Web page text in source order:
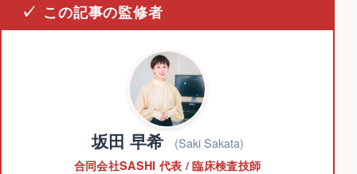
この記事の監修者
坂田 早希 (Saki Sakata)
合同会社SASHI 代表 / 臨床検査技師